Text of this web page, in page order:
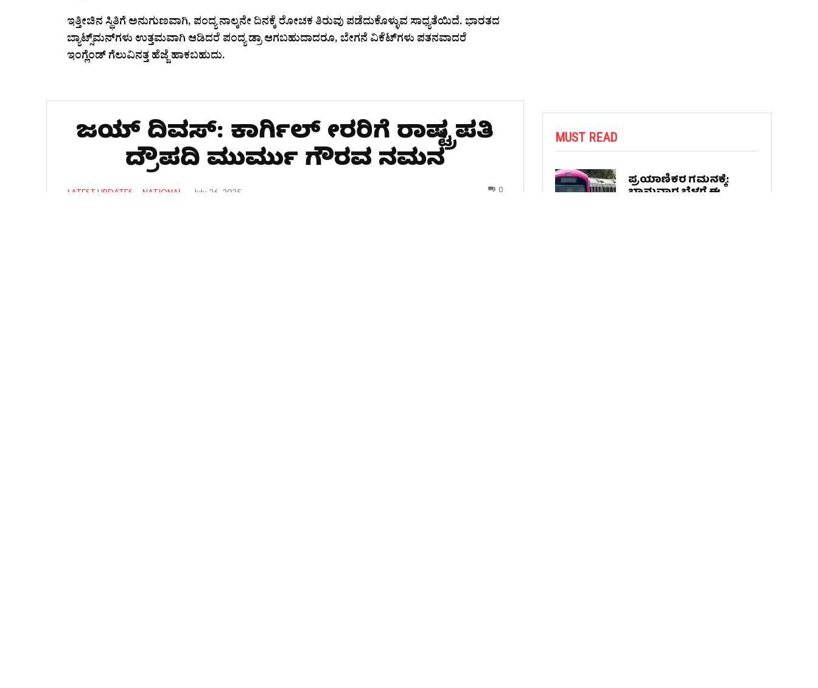
ಇತ್ತೀಚಿನ ಸ್ಥಿತಿಗೆ ಅನುಗುಣವಾಗಿ, ಪಂದ್ಯ ನಾಲ್ಕನೇ ದಿನಕ್ಕೆ ರೋಚಕ ತಿರುವು ಪಡೆದುಕೊಳ್ಳುವ ಸಾಧ್ಯತೆಯಿದೆ. ಭಾರತದ
ಬ್ಯಾಟ್ಸ್‌ಮನ್‌ಗಳು ಉತ್ತಮವಾಗಿ ಆಡಿದರೆ ಪಂದ್ಯ ಡ್ರಾ ಆಗಬಹುದಾದರೂ, ಬೇಗನೆ ವಿಕೆಟ್‌ಗಳು ಪತನವಾದರೆ
ಇಂಗ್ಲೆಂಡ್ ಗೆಲುವಿನತ್ತ ಹೆಜ್ಜೆ ಹಾಕಬಹುದು.